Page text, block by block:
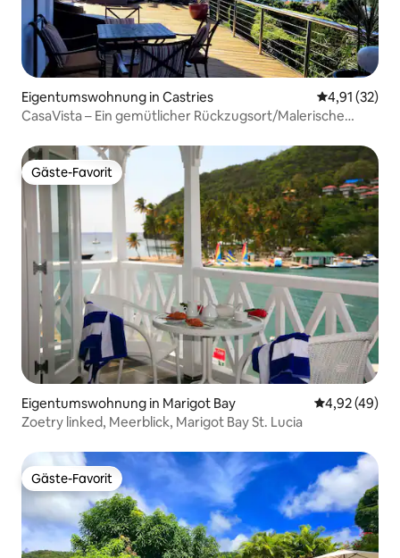
Eigentumswohnung in Castries
4,91 (32)
CasaVista – Ein gemütlicher Rückzugsort/Malerische
Gäste-Favorit
Gäste-Favorit
Eigentumswohnung in Marigot Bay
4,92 (49)
Zoetry linked, Meerblick, Marigot Bay St. Lucia
Gäste-Favorit
Gäste-Favorit